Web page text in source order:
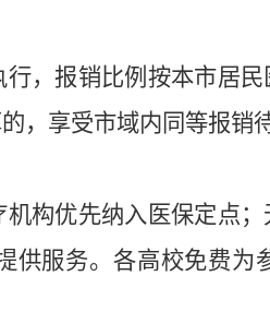
，报销比例按本市居
，享受市域内同等报销
构优先纳入医保定点
供服务。各高校免费为